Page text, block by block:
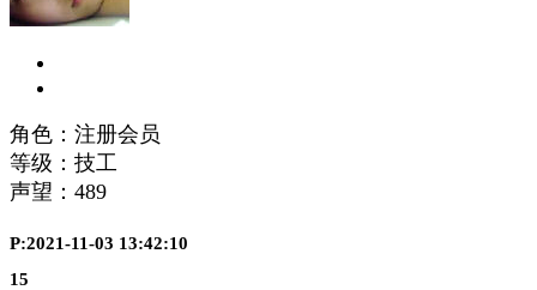
角色：注册会员
等级：技工
声望： 489
P:2021-11-03 13:42:10
15